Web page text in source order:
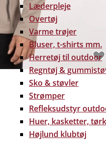
Læderpleje
Overtøj
Varme trøjer
Bluser, t-shirts mm.
Herretøj til outdoor
Regntøj &
Sko & støvler
Strømper
Refleksudstyr
Huer, kasketter,
Højlund klubtøj